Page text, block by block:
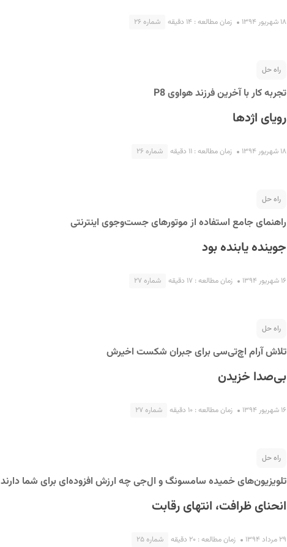
۱۸ شهریور ۱۳۹۴ زمان مطالعه : ۱۴ دقیقه شماره ۲۶
راه حل
تجربه کار با آخرین فرزند هواوی P8
رویای اژدها
۱۸ شهریور ۱۳۹۴ زمان مطالعه : ۱۱ دقیقه شماره ۲۶
راه حل
راهنمای جامع استفاده از موتورهای جست‌و‌جوی اینترنتی
جوینده یابنده بود
۱۶ شهریور ۱۳۹۴ زمان مطالعه : ۱۷ دقیقه شماره ۲۷
راه حل
تلاش آرام اچ‌تی‌سی برای جبران شکست‌ اخیرش
بی‌صدا خزیدن
۱۶ شهریور ۱۳۹۴ زمان مطالعه : ۱۰ دقیقه شماره ۲۷
راه حل
تلویزیون‌های خمیده سامسونگ و ال‌جی چه ارزش افزوده‌ای برای شما دارند
انحنای ظرافت، انتهای رقابت
۲۹ مرداد ۱۳۹۴ زمان مطالعه : ۲۰ دقیقه شماره ۲۵